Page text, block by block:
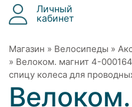
Личный
кабинет
Магазин » Велосипеды »
» Велоком. магнит 4-
спицу колеса для